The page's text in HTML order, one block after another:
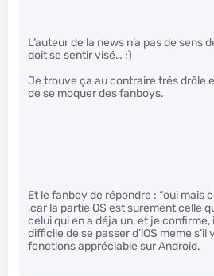
L’auteur de la news n’a pas de sens
doit se sentir visé… ;)
Je trouve ça au contraire trés drôle
de se moquer des fanboys.
Et le fanboy de répondre : “oui mais
,car la partie OS est surement celle
celui qui en a déja un, et je
difficile de se passer d’iOS meme
fonctions appréciable sur Android.